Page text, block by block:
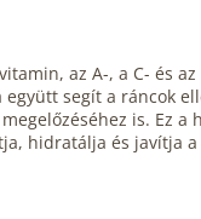
az A-, a C- és
együtt segít a ráncok
is. Ez a
hidratálja és javítja